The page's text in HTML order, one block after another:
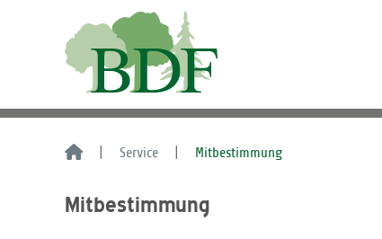
Service Mitbestimmung
Mitbestimmung